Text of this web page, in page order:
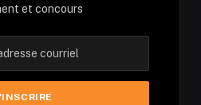
et concours